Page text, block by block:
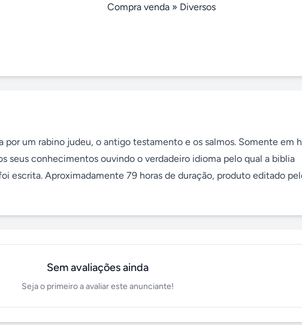
Compra venda » Diversos
por um rabino judeu, o antigo testamento e os salmos. Somente em
seus conhecimentos ouvindo o verdadeiro idioma pelo qual a biblia
escrita. Aproximadamente 79 horas de duração, produto editado
Sem avaliações ainda
Seja o primeiro a avaliar este anunciante!